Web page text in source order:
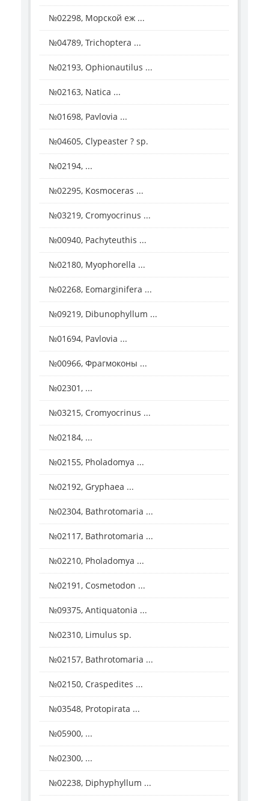
№02298, Морской еж ...
№04789, Trichoptera ...
№02193, Ophionautilus ...
№02163, Natica ...
№01698, Pavlovia ...
№04605, Clypeaster ? sp.
№02194, ...
№02295, Kosmoceras ...
№03219, Cromyocrinus ...
№00940, Pachyteuthis ...
№02180, Myophorella ...
№02268, Eomarginifera ...
№09219, Dibunophyllum ...
№01694, Pavlovia ...
№00966, Фрагмоконы ...
№02301, ...
№03215, Cromyocrinus ...
№02184, ...
№02155, Pholadomya ...
№02192, Gryphaea ...
№02304, Bathrotomaria ...
№02117, Bathrotomaria ...
№02210, Pholadomya ...
№02191, Cosmetodon ...
№09375, Antiquatonia ...
№02310, Limulus sp.
№02157, Bathrotomaria ...
№02150, Craspedites ...
№03548, Protopirata ...
№05900, ...
№02300, ...
№02238, Diphyphyllum ...